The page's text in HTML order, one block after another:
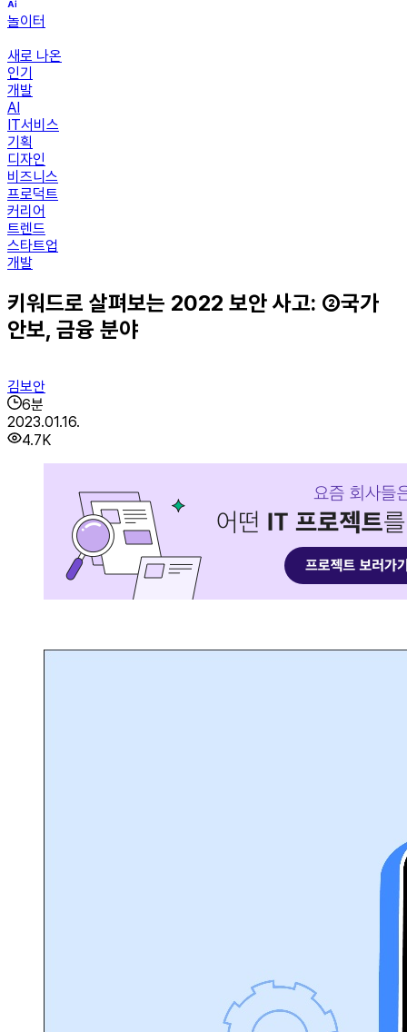
놀이터
새로 나온
인기
개발
AI
IT서비스
기획
디자인
비즈니스
프로덕트
커리어
트렌드
스타트업
개발
키워드로 살펴보는 2022 보안 사고: ②국가
안보, 금융 분야
김보안
6분
2023.01.16.
4.7K